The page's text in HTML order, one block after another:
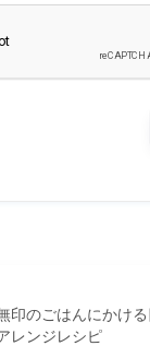
無印のごはんにかけ
レンジレシピ